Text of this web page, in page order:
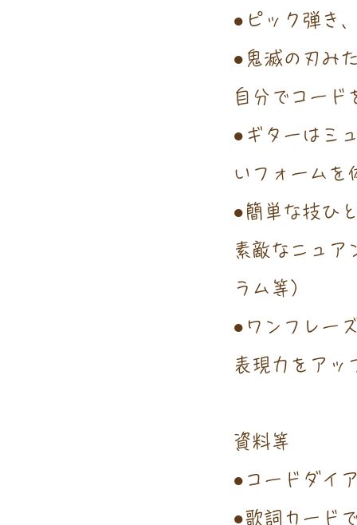
●ピック弾き
​●鬼滅の刃み
自分でコード
●ギターはミ
いフォームを
●簡単な技ひ
素敵なニュア
ラム等）
●ワンフレー
表現力をアッ
資料等
●コードダイ
●歌詞カード